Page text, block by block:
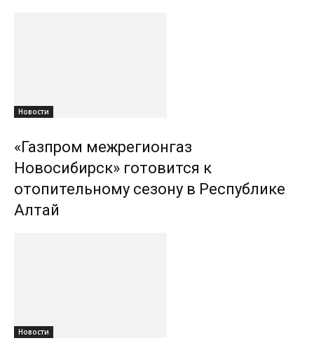
Новости
«Газпром межрегионгаз
Новосибирск» готовится к
отопительному сезону в Республике
Алтай
Новости